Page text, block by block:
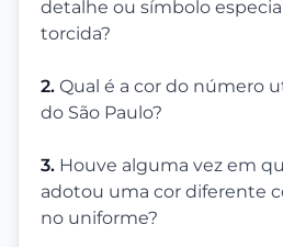
detalhe ou símbolo
torcida?
2. Qual é a cor do número
do São Paulo?
3. Houve alguma vez em
adotou uma cor diferente
no uniforme?